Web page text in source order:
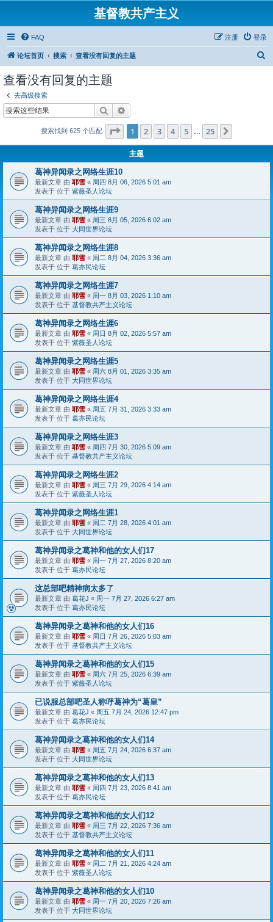
基督教共产主义
FAQ 登录
注册
论坛首页 搜索 查看没有回复的主题
查看没有回复的主题
去高级搜索
搜索
搜索找到 625 个匹配 分页：1 25
1 2 3 4 5 25
主题
葛神异闻录之网络生涯10
最新文章 由 耶雪 « 周四 8月 06, 2026 5:01 am
发表于 位于 紫薇圣人论坛
葛神异闻录之网络生涯9
最新文章 由 耶雪 « 周三 8月 05, 2026 6:02 am
发表于 位于 大同世界论坛
葛神异闻录之网络生涯8
最新文章 由 耶雪 « 周二 8月 04, 2026 3:36 am
发表于 位于 葛亦民论坛
葛神异闻录之网络生涯7
最新文章 由 耶雪 « 周一 8月 03, 2026 1:10 am
发表于 位于 基督教共产主义论坛
葛神异闻录之网络生涯6
最新文章 由 耶雪 « 周日 8月 02, 2026 5:57 am
发表于 位于 紫薇圣人论坛
葛神异闻录之网络生涯5
最新文章 由 耶雪 « 周六 8月 01, 2026 3:35 am
发表于 位于 大同世界论坛
葛神异闻录之网络生涯4
最新文章 由 耶雪 « 周五 7月 31, 2026 3:33 am
发表于 位于 葛亦民论坛
葛神异闻录之网络生涯3
最新文章 由 耶雪 « 周四 7月 30, 2026 5:09 am
发表于 位于 基督教共产主义论坛
葛神异闻录之网络生涯2
最新文章 由 耶雪 « 周三 7月 29, 2026 4:14 am
发表于 位于 紫薇圣人论坛
葛神异闻录之网络生涯1
最新文章 由 耶雪 « 周二 7月 28, 2026 4:01 am
发表于 位于 大同世界论坛
葛神异闻录之葛神和他的女人们17
最新文章 由 耶雪 « 周一 7月 27, 2026 8:20 am
发表于 位于 葛亦民论坛
这总部吧精神病太多了
最新文章 由 葛花J « 周一 7月 27, 2026 6:27 am
发表于 位于 葛亦民论坛
葛神异闻录之葛神和他的女人们16
最新文章 由 耶雪 « 周日 7月 26, 2026 5:03 am
发表于 位于 基督教共产主义论坛
葛神异闻录之葛神和他的女人们15
最新文章 由 耶雪 « 周六 7月 25, 2026 6:39 am
发表于 位于 紫薇圣人论坛
已说服总部吧圣人称呼葛神为“葛皇”
最新文章 由 葛花J « 周五 7月 24, 2026 12:47 pm
发表于 位于 葛亦民论坛
葛神异闻录之葛神和他的女人们14
最新文章 由 耶雪 « 周五 7月 24, 2026 6:37 am
发表于 位于 大同世界论坛
葛神异闻录之葛神和他的女人们13
最新文章 由 耶雪 « 周四 7月 23, 2026 8:41 am
发表于 位于 葛亦民论坛
葛神异闻录之葛神和他的女人们12
最新文章 由 耶雪 « 周三 7月 22, 2026 7:36 am
发表于 位于 基督教共产主义论坛
葛神异闻录之葛神和他的女人们11
最新文章 由 耶雪 « 周二 7月 21, 2026 4:24 am
发表于 位于 紫薇圣人论坛
葛神异闻录之葛神和他的女人们10
最新文章 由 耶雪 « 周一 7月 20, 2026 7:26 am
发表于 位于 大同世界论坛